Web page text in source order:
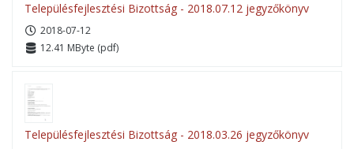
Településfejlesztési Bizottság - 2018.07.12 jegyzőkönyv
2018-07-12
12.41 MByte (pdf)
Településfejlesztési Bizottság - 2018.03.26 jegyzőkönyv